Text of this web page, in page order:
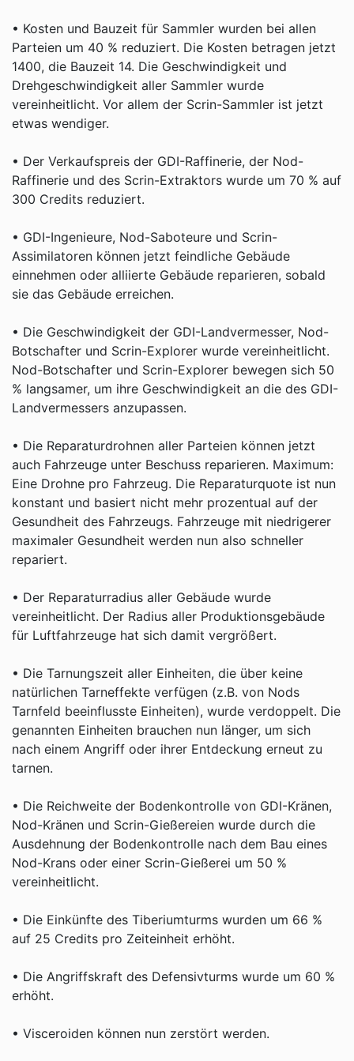
• Kosten und Bauzeit für Sammler wurden bei allen
Parteien um 40 % reduziert. Die Kosten betragen jetzt
1400, die Bauzeit 14. Die Geschwindigkeit und
Drehgeschwindigkeit aller Sammler wurde
vereinheitlicht. Vor allem der Scrin-Sammler ist jetzt
etwas wendiger.
• Der Verkaufspreis der GDI-Raffinerie, der Nod-
Raffinerie und des Scrin-Extraktors wurde um 70 % auf
300 Credits reduziert.
• GDI-Ingenieure, Nod-Saboteure und Scrin-
Assimilatoren können jetzt feindliche Gebäude
einnehmen oder alliierte Gebäude reparieren, sobald
sie das Gebäude erreichen.
• Die Geschwindigkeit der GDI-Landvermesser, Nod-
Botschafter und Scrin-Explorer wurde vereinheitlicht.
Nod-Botschafter und Scrin-Explorer bewegen sich 50
% langsamer, um ihre Geschwindigkeit an die des GDI-
Landvermessers anzupassen.
• Die Reparaturdrohnen aller Parteien können jetzt
auch Fahrzeuge unter Beschuss reparieren. Maximum:
Eine Drohne pro Fahrzeug. Die Reparaturquote ist nun
konstant und basiert nicht mehr prozentual auf der
Gesundheit des Fahrzeugs. Fahrzeuge mit niedrigerer
maximaler Gesundheit werden nun also schneller
repariert.
• Der Reparaturradius aller Gebäude wurde
vereinheitlicht. Der Radius aller Produktionsgebäude
für Luftfahrzeuge hat sich damit vergrößert.
• Die Tarnungszeit aller Einheiten, die über keine
natürlichen Tarneffekte verfügen (z.B. von Nods
Tarnfeld beeinflusste Einheiten), wurde verdoppelt. Die
genannten Einheiten brauchen nun länger, um sich
nach einem Angriff oder ihrer Entdeckung erneut zu
tarnen.
• Die Reichweite der Bodenkontrolle von GDI-Kränen,
Nod-Kränen und Scrin-Gießereien wurde durch die
Ausdehnung der Bodenkontrolle nach dem Bau eines
Nod-Krans oder einer Scrin-Gießerei um 50 %
vereinheitlicht.
• Die Einkünfte des Tiberiumturms wurden um 66 %
auf 25 Credits pro Zeiteinheit erhöht.
• Die Angriffskraft des Defensivturms wurde um 60 %
erhöht.
• Visceroiden können nun zerstört werden.